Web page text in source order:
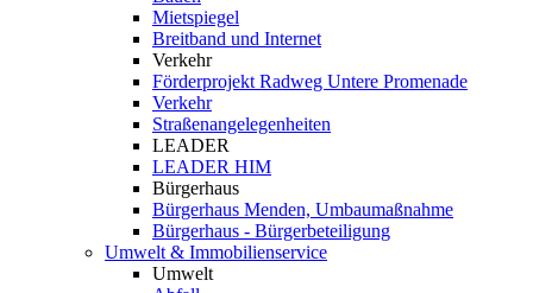
Mietspiegel
Breitband und Internet
Verkehr
Förderprojekt Radweg Untere Promenade
Verkehr
Straßenangelegenheiten
LEADER
LEADER HIM
Bürgerhaus
Bürgerhaus Menden, Umbaumaßnahme
Bürgerhaus - Bürgerbeteiligung
Umwelt & Immobilienservice
Umwelt